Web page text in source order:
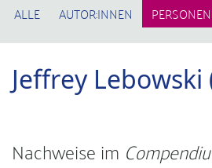
ALLE AUTOR:INNEN PERSONEN
Jeffrey Lebowski
Nachweise im